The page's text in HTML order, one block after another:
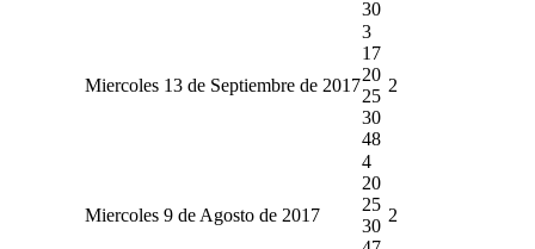
30
Miercoles 13 de Septiembre de 2017
3
17
20
25
30
48
2
Miercoles 9 de Agosto de 2017
4
20
25
30
2